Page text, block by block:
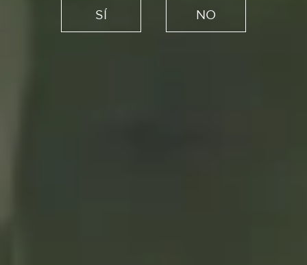
SÍ NO
Oda a los sabores del otoño:
4 alimentos de temporada